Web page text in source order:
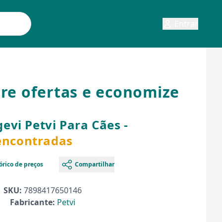
ofertas e economize
Petvi Para Cães -
de preços Compartilhar
SKU: 7898417650146
Fabricante: Petvi